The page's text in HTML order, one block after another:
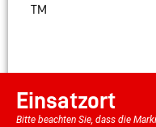
TM
Einsatzort
Bitte beachten Sie, dass die